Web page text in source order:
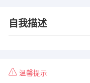
自我描述
温馨提示